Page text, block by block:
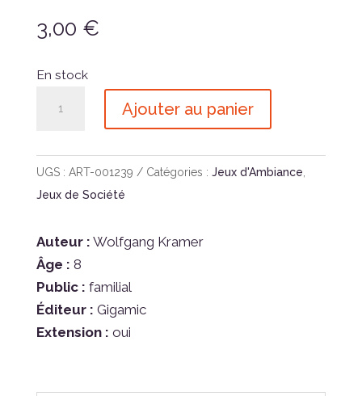
3,00 €
En stock
Qui
Prend
Ajouter au panier
UGS : ART-001239 Catégories : Jeux d'Ambiance,
Jeux de Société
Auteur : Wolfgang Kramer
Âge : 8
Public : familial
Éditeur : Gigamic
Extension : oui